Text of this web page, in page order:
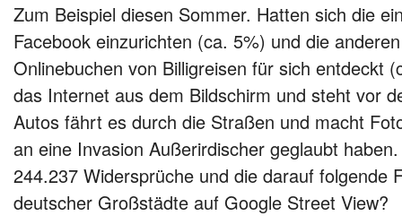
Zum Beispiel diesen Sommer. Hatten sich die
Facebook einzurichten (ca. 5%) und die
Onlinebuchen von Billigreisen für sich entdeckt
das Internet aus dem Bildschirm und steht vor
Autos fährt es durch die Straßen und macht
an eine Invasion Außerirdischer geglaubt
244.237 Widersprüche und die darauf folgende
deutscher Großstädte auf Google Street View?